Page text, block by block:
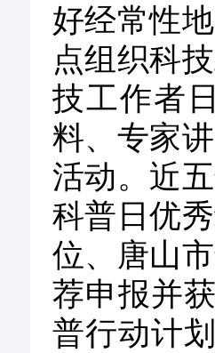
好经常性
点组织科
技工作者
料、专家
活动。近
科普日优
位、唐山
荐申报并
普行动计